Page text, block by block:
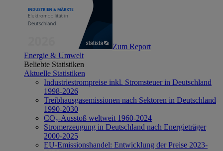
Zum Report
Energie & Umwelt
Beliebte Statistiken
Aktuelle Statistiken
Industriestrompreise inkl. Stromsteuer in Deutschland
1998-2026
Treibhausgasemissionen nach Sektoren in Deutschland
1990-2030
CO₂-Ausstoß weltweit 1960-2024
Stromerzeugung in Deutschland nach Energieträger
2000-2025
EU-Emissionshandel: Entwicklung der Preise 2023-